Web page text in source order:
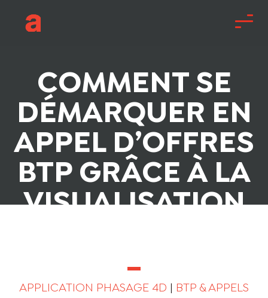
COMMENT SE
DÉMARQUER EN
APPEL D’OFFRES
BTP GRÂCE À LA
VISUALISATION
APPLICATION PHASAGE 4D
BTP & APPELS